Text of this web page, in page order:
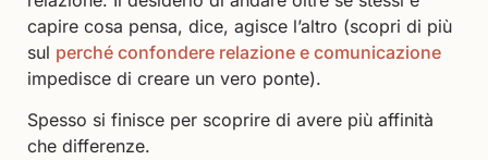
capire cosa pensa, dice, agisce l’altro (scopri di più
sul perché confondere relazione e comunicazione
impedisce di creare un vero ponte).
Spesso si finisce per scoprire di avere più affinità
che differenze.